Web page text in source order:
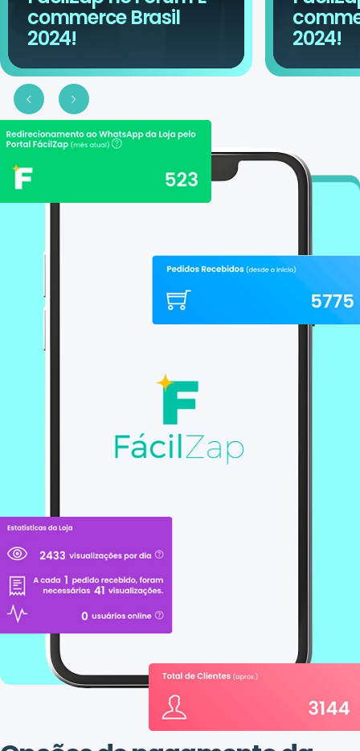
commerce Brasil
2024! 2024!
Slide anteriorProximo slide